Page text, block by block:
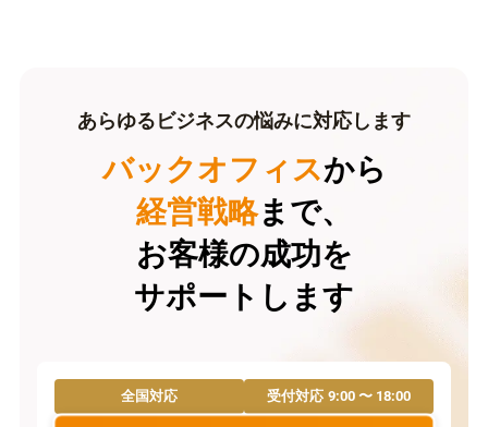
あらゆるビジネスの悩みに対応します
バックオフィスから
経営戦略まで、
お客様の成功を
サポートします
全国対応 受付対応9:00 〜 18:00